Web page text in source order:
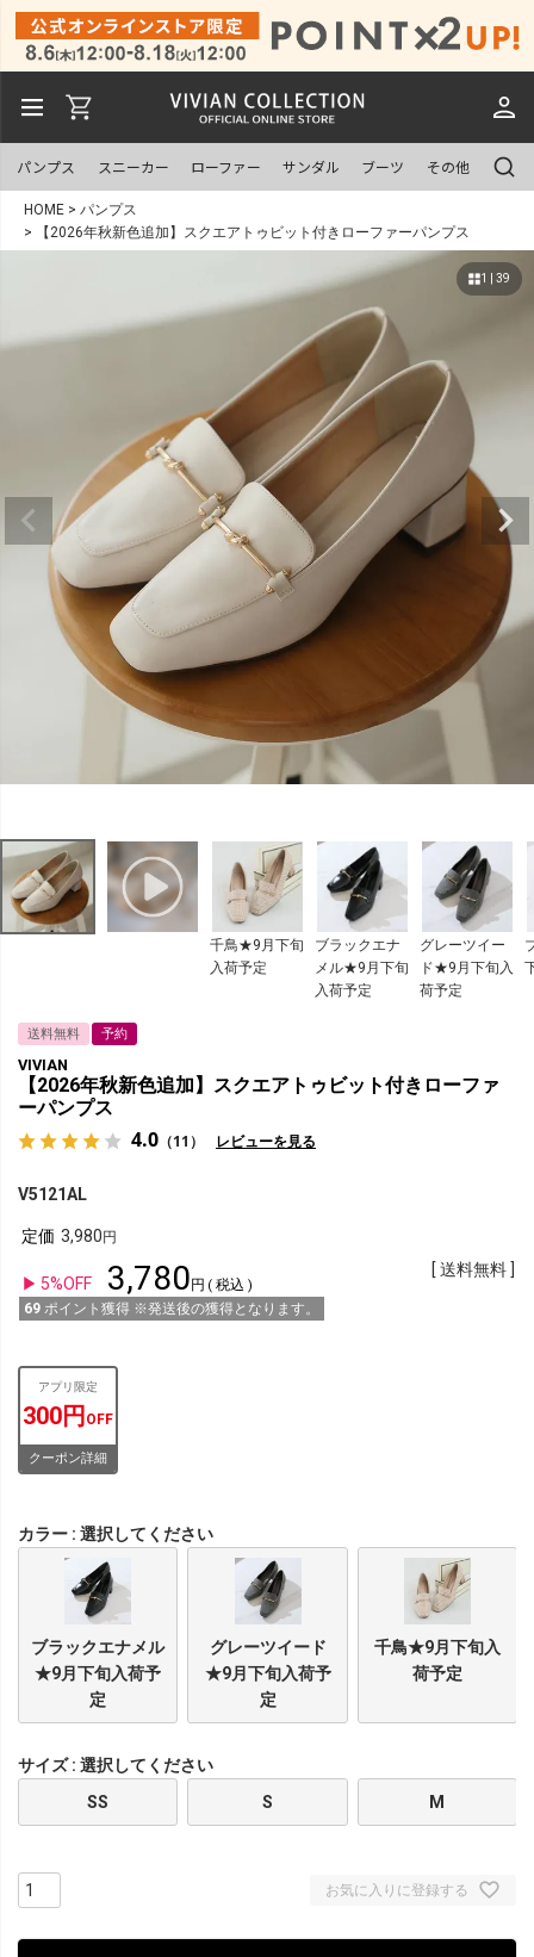
パンプス スニーカー ローファー サンダル ブーツ その他
HOME
パンプス
【2026年秋新色追加】スクエアトゥビット付きローファーパンプス
1 | 39
千鳥★9月下旬
入荷予定
ブラックエナ
メル★9月下旬
入荷予定
グレーツイー
ド★9月下旬入
荷予定
送料無料 予約
VIVIAN
【2026年秋新色追加】スクエアトゥビット付きローファ
ーパンプス
4.0 （11） レビューを見る
V5121AL
定価 3,980
5%OFF 3,780
税込
69 ポイント獲得 ※発送後の獲得となります。
送料無料
アプリ限定
300円 OFF
クーポン詳細
カラー 選択してください
ブラックエナメル
★9月下旬入荷予
定
グレーツイード
★9月下旬入荷予
定
千鳥★9月下旬入
荷予定
サイズ
選択してください
SS
S M
お気に入りに登録する